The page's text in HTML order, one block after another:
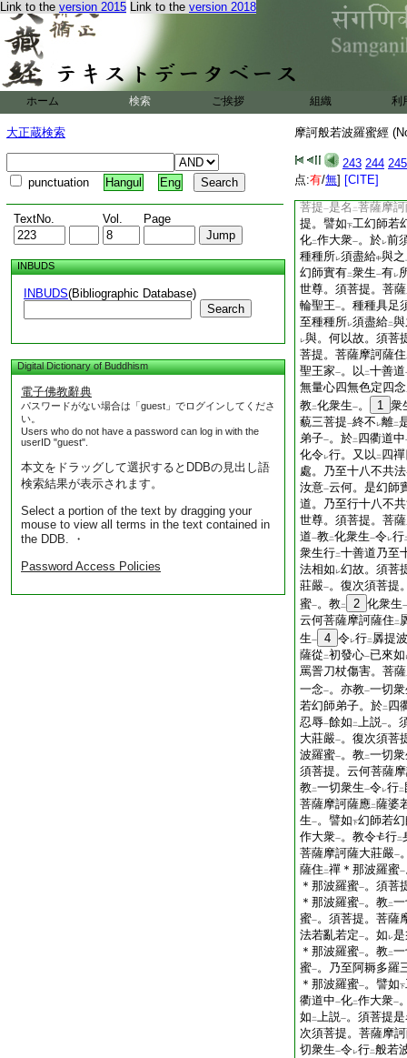
Link to the version 2015 Link to the version 2018
ホーム 検索 ご挨拶 組織 利
大正蔵検索
punctuation Hangul Eng
TextNo. Vol. Page
INBUDS
INBUDS(Bibliographic Database)
Search
Digital Dictionary of Buddhism
電子佛教辭典
パスワードがない場合は「guest」でログインしてくださ
い。
Users who do not have a password can log in with the
userID "guest".
本文をドラッグして選択するとDDBの見出し語
検索結果が表示されます。
Select a portion of the text by dragging your
mouse to view all terms in the text contained in
the DDB. ・
Password Access Policies
摩訶般若波羅蜜經
243 244 245
点:有/無] [CITE]
空。十力乃至十八
身如 二佛莊嚴
。
東方如恒河沙
是。三
上下亦復如
是。是
羅蜜摩訶衍大莊嚴
琉璃一 。化作 二轉輪
衣服臥具花香瓔珞
藥。種種所レ 須盡給 二
レ 謂應二六波羅蜜
。乃至阿耨
菩提一是名 二菩薩摩
提。譬如下工幻師若
化二作大衆一。於レ前
種種所レ須盡給中與之
幻師實有二衆生一有レ
世尊。須菩提。菩
輪聖王一。種種具足
至種種所レ須盡給二
レ與。何以故。須菩
菩提。菩薩摩訶薩住
聖王家一。以 二十善道
無量心四無色定四
教二化衆生一。 1 衆
藐三菩提一終不 レ離二
弟子一。於二 四衢道中
化令レ行。又以 二 四
處。乃至十八不共法
汝意一云何。是幻師
道。乃至行十八不
世尊。須菩提。菩
道一教二化衆生一令レ行
衆生行二十善道乃至
法相如 レ幻故。須菩
莊嚴一。復次須菩提
蜜一。教二 2 化衆生一
云何菩薩摩訶薩住 二
生一 4 令レ行二 羼提
薩從 二初發心一已來如
罵詈刀杖傷害。菩
一念一。亦教一一切
若幻師弟子。於二 四
忍辱一餘如 二上説一。
大莊嚴一。復次須菩
波羅蜜一。教二一切
須菩提。云何菩薩
教二一切衆生一令レ行二
菩薩摩訶薩應二薩婆
生一。譬如下幻師若
作大衆一。教令 行二
菩薩摩訶薩大莊嚴一
薩住 二禪＊那波羅蜜一
＊那波羅蜜一。須菩
＊那波羅蜜一。教二
蜜一。須菩提。菩薩
法若亂若定一。如 レ
＊那波羅蜜一。教二
蜜一。乃至阿耨多羅
＊那波羅蜜一。譬如下
衢道中一化二作大衆一
如 二上説一。須菩提
次須菩提。菩薩摩
切衆生一令レ行二般若